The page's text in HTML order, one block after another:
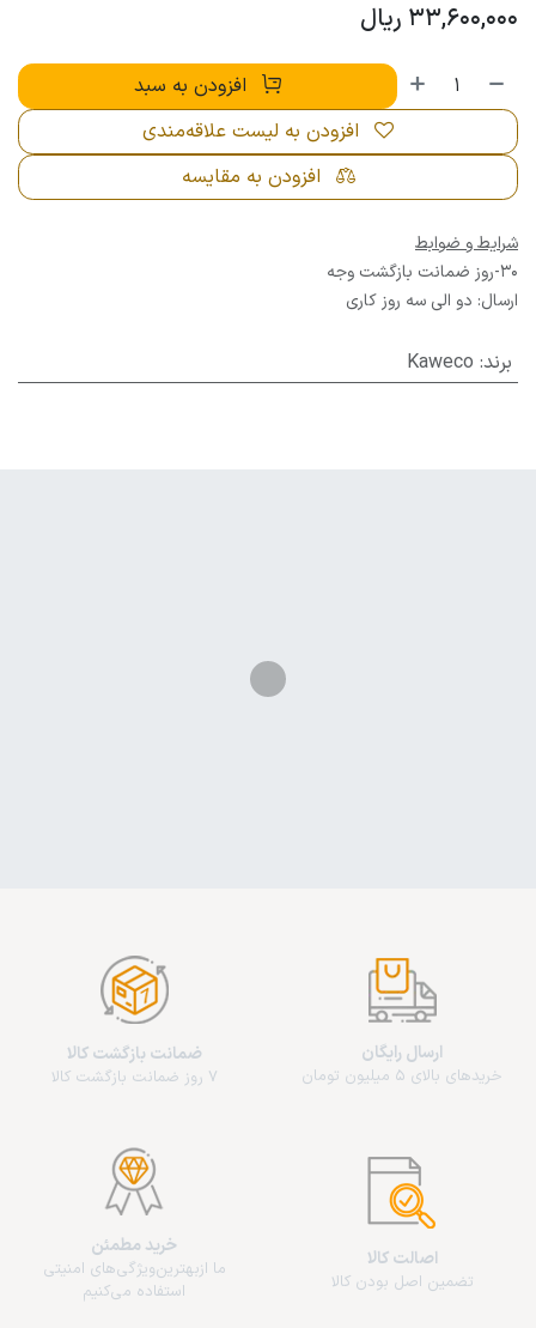
33,600,000 ریال
افزودن به سبد
افزودن به مقایسه
افزودن به لیست علاقه‌مندی
شرایط و ضوابط
30-روز ضمانت بازگشت وجه
ارسال: دو الی سه روز کاری
برند:
Kaweco
ارسال رایگان
خریدهای بالای 5 میلیون تومان
ضمانت بازگشت کالا
7 روز ضمانت بازگشت کالا
اصالت کالا
تضمین اصل بودن کالا
خرید مطمئن
ما از‌بهترین‌ویژگی‌های امنیتی
استفاده می‌کنیم